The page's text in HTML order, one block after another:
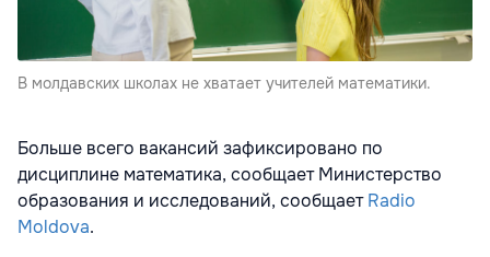
В молдавских школах не хватает учителей математики.
Больше всего вакансий зафиксировано по
дисциплине математика, сообщает Министерство
образования и исследований, сообщаетRadio
Moldova.